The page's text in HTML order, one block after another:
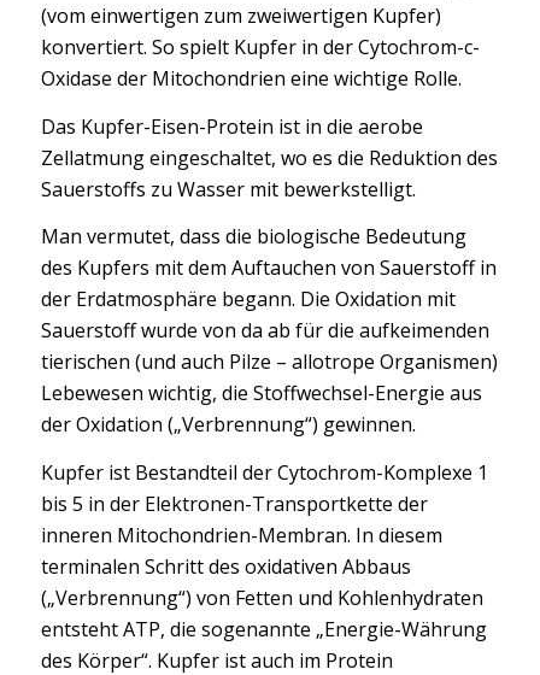
(vom einwertigen zum zweiwertigen Kupfer)
konvertiert. So spielt Kupfer in der Cytochrom-c-
Oxidase der Mitochondrien eine wichtige Rolle.
Das Kupfer-Eisen-Protein ist in die aerobe
Zellatmung eingeschaltet, wo es die Reduktion des
Sauerstoffs zu Wasser mit bewerkstelligt.
Man vermutet, dass die biologische Bedeutung
des Kupfers mit dem Auftauchen von Sauerstoff in
der Erdatmosphäre begann. Die Oxidation mit
Sauerstoff wurde von da ab für die aufkeimenden
tierischen (und auch Pilze – allotrope Organismen)
Lebewesen wichtig, die Stoffwechsel-Energie aus
der Oxidation („Verbrennung“) gewinnen.
Kupfer ist Bestandteil der Cytochrom-Komplexe 1
bis 5 in der Elektronen-Transportkette der
inneren Mitochondrien-Membran. In diesem
terminalen Schritt des oxidativen Abbaus
(„Verbrennung“) von Fetten und Kohlenhydraten
entsteht ATP, die sogenannte „Energie-Währung
des Körper“. Kupfer ist auch im Protein